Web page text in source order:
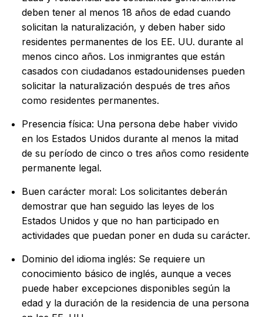
deben tener al menos 18 años de edad cuando
solicitan la naturalización, y deben haber sido
residentes permanentes de los EE. UU. durante al
menos cinco años. Los inmigrantes que están
casados con ciudadanos estadounidenses pueden
solicitar la naturalización después de tres años
como residentes permanentes.
Presencia física: Una persona debe haber vivido
en los Estados Unidos durante al menos la mitad
de su período de cinco o tres años como residente
permanente legal.
Buen carácter moral: Los solicitantes deberán
demostrar que han seguido las leyes de los
Estados Unidos y que no han participado en
actividades que puedan poner en duda su carácter.
Dominio del idioma inglés: Se requiere un
conocimiento básico de inglés, aunque a veces
puede haber excepciones disponibles según la
edad y la duración de la residencia de una persona